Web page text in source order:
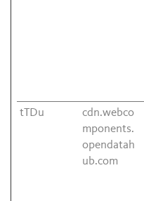
tTDu
cdn.webco
mponents.
opendatah
ub.com